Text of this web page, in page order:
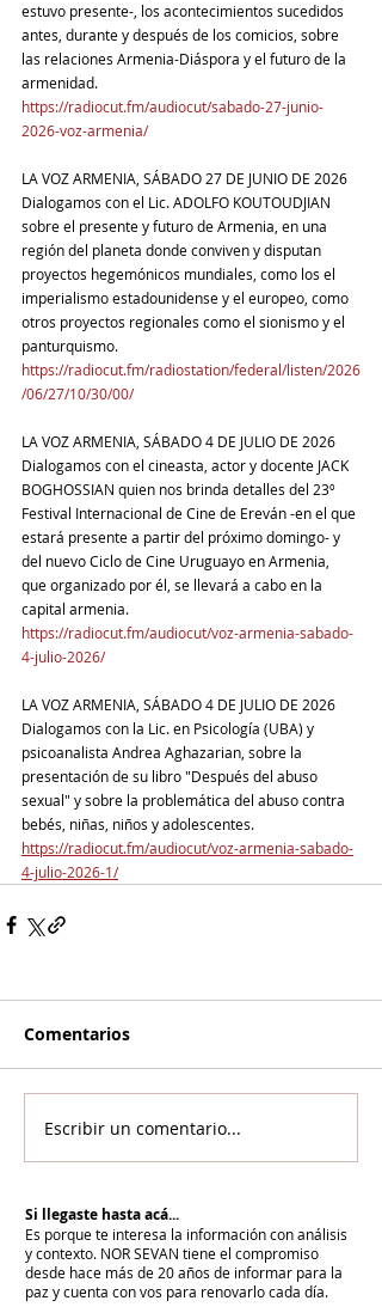
estuvo presente-, los acontecimientos sucedidos
antes, durante y después de los comicios, sobre
las relaciones Armenia-Diáspora y el futuro de la
armenidad.
https://radiocut.fm/audiocut/sabado-27-junio-
2026-voz-armenia/
LA VOZ ARMENIA, SÁBADO 27 DE JUNIO DE 2026
Dialogamos con el Lic. ADOLFO KOUTOUDJIAN
sobre el presente y futuro de Armenia, en una
región del planeta donde conviven y disputan
proyectos hegemónicos mundiales, como los el
imperialismo estadounidense y el europeo, como
otros proyectos regionales como el sionismo y el
panturquismo.
https://radiocut.fm/radiostation/federal/listen/2026
/06/27/10/30/00/
LA VOZ ARMENIA, SÁBADO 4 DE JULIO DE 2026
Dialogamos con el cineasta, actor y docente JACK
BOGHOSSIAN quien nos brinda detalles del 23º
Festival Internacional de Cine de Ereván -en el que
estará presente a partir del próximo domingo- y
del nuevo Ciclo de Cine Uruguayo en Armenia,
que organizado por él, se llevará a cabo en la
capital armenia.
https://radiocut.fm/audiocut/voz-armenia-sabado-
4-julio-2026/
LA VOZ ARMENIA, SÁBADO 4 DE JULIO DE 2026
Dialogamos con la Lic. en Psicología (UBA) y
psicoanalista Andrea Aghazarian, sobre la
presentación de su libro "Después del abuso
sexual" y sobre la problemática del abuso contra
bebés, niñas, niños y adolescentes.
https://radiocut.fm/audiocut/voz-armenia-sabado-
4-julio-2026-1/
Comentarios
Escribir un comentario...
Si llegaste hasta acá...
Es porque te interesa la información con análisis
y contexto. NOR SEVAN tiene el compromiso
desde hace más de 20 años de informar para la
paz y cuenta con vos para renovarlo cada día.